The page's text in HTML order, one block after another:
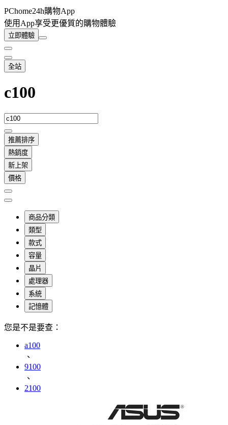
PChome24h購物App
使用App享受更優質的購物體驗
立即體驗
全站
c100
推薦排序
熱銷度
新上架
價格
商品分類
類型
款式
容量
晶片
處理器
系統
記憶體
您是不是要查：
a100
、
9100
、
2100